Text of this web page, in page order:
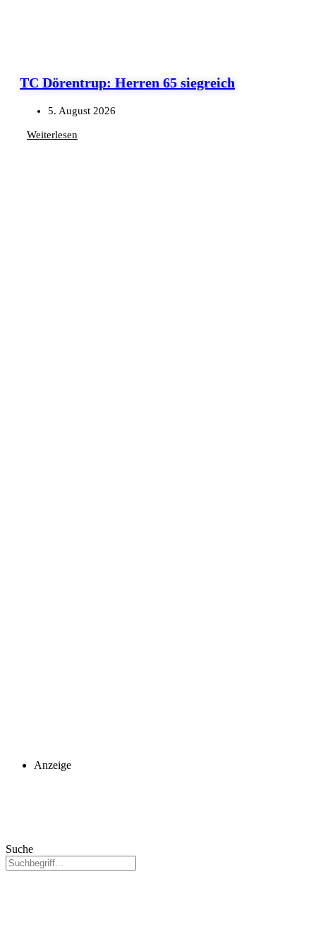
TC Dörentrup: Herren 65 siegreich
5. August 2026
Weiterlesen
Anzeige
Suche